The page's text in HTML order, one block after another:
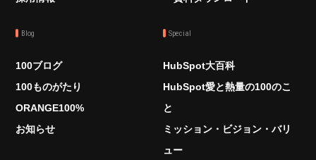
Blog
100ブログ
100ものがたり
ORANGE100%
お知らせ
Special
HubSpot大百科
HubSpot愛と熱量の100のこ
と
ミッション・ビジョン・バリ
ュー